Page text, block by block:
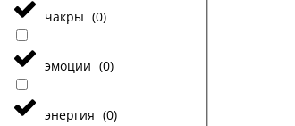
чакры (0)
эмоции (0)
энергия (0)